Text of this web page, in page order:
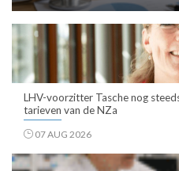
LHV-voorzitter Tasche nog
tarieven van de NZa
07 AUG 2026